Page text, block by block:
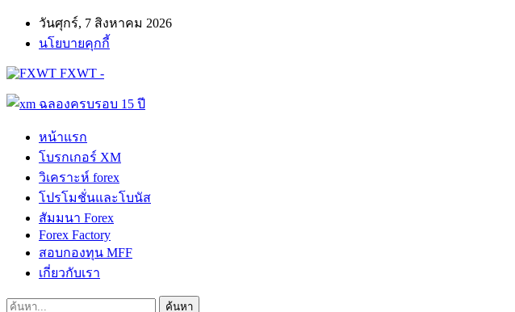
วันศุกร์, 7 สิงหาคม 2026
นโยบายคุกกี้
FXWT -
หน้าแรก
โบรกเกอร์ XM
วิเคราะห์ forex
โปรโมชั่นและโบนัส
สัมมนา Forex
Forex Factory
สอบกองทุน MFF
เกี่ยวกับเรา